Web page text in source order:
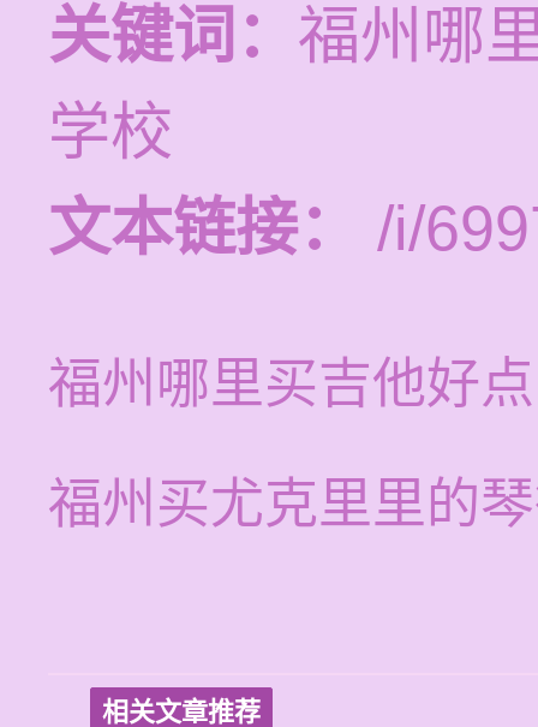
关键词： 福州哪
学校
文本链接：
/i/
福州哪里买吉他好
福州买尤克里里的
相关文章推荐